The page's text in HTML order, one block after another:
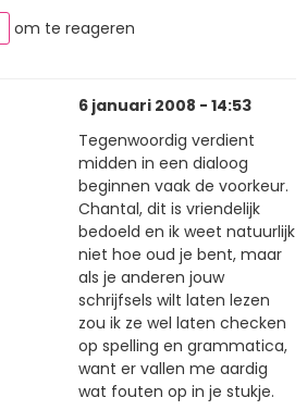
om te reageren
6 januari 2008 - 14:53
Tegenwoordig verdient
midden in een dialoog
beginnen vaak de voorkeur.
Chantal, dit is vriendelijk
bedoeld en ik weet natuurlijk
niet hoe oud je bent, maar
als je anderen jouw
schrijfsels wilt laten lezen
zou ik ze wel laten checken
op spelling en grammatica,
want er vallen me aardig
wat fouten op in je stukje.